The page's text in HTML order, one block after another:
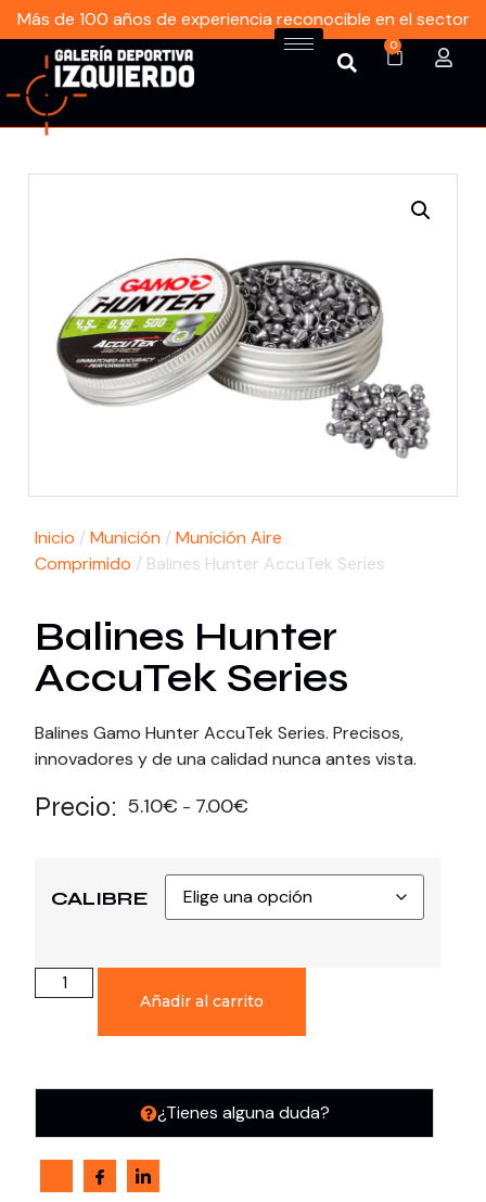
Más de 100 años de experiencia reconocible en el sector
0
Inicio / Munición / Munición Aire
Comprimido / Balines Hunter AccuTek Series
Balines Hunter
AccuTek Series
Balines Gamo Hunter AccuTek Series. Precisos,
innovadores y de una calidad nunca antes vista.
Precio: 5.10€ - 7.00€
CALIBRE
Añadir al carrito
¿Tienes alguna duda?